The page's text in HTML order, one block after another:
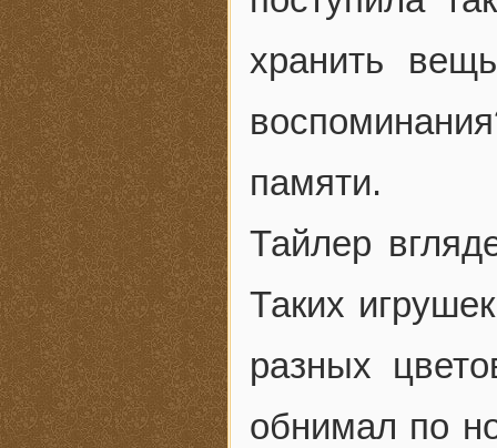
хранить
памяти.
Тайлер
Таких
разных
обнимал по